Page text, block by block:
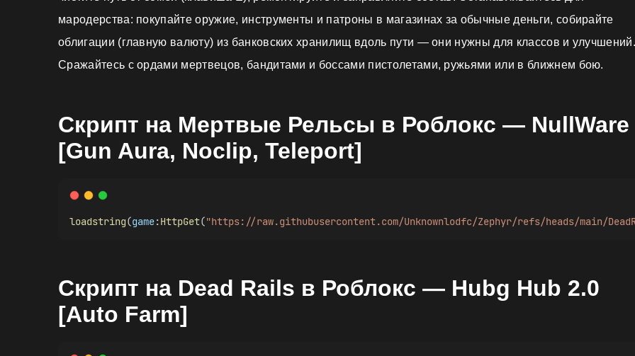
мародерства: покупайте оружие, инструменты и патроны в магазинах за обычные деньги, собирайте
облигации (главную валюту) из банковских хранилищ вдоль пути — они нужны для классов и
Сражайтесь с ордами мертвецов, бандитами и боссами пистолетами, ружьями или в ближнем бою.
Скрипт на Мертвые Рельсы в Роблокс — NullWare
[Gun Aura, Noclip, Teleport]
loadstring(game:HttpGet("https://raw.githubusercontent.com/Unknownlodfc/Zephyr/refs/heads/main/
Скрипт на Dead Rails в Роблокс — Hubg Hub 2.0
[Auto Farm]